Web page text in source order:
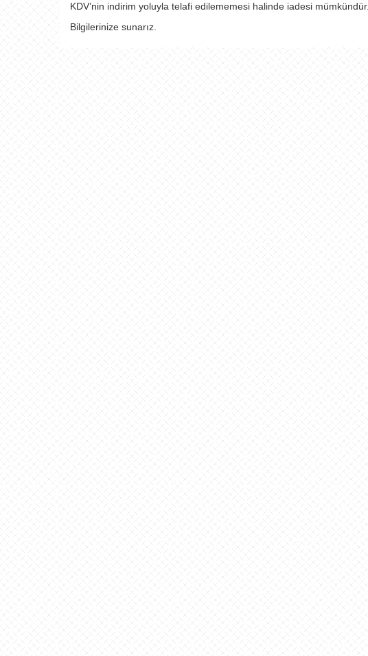
KDV’nin indirim yoluyla telafi edilememesi halinde iadesi mümkündür.
Bilgilerinize sunarız.